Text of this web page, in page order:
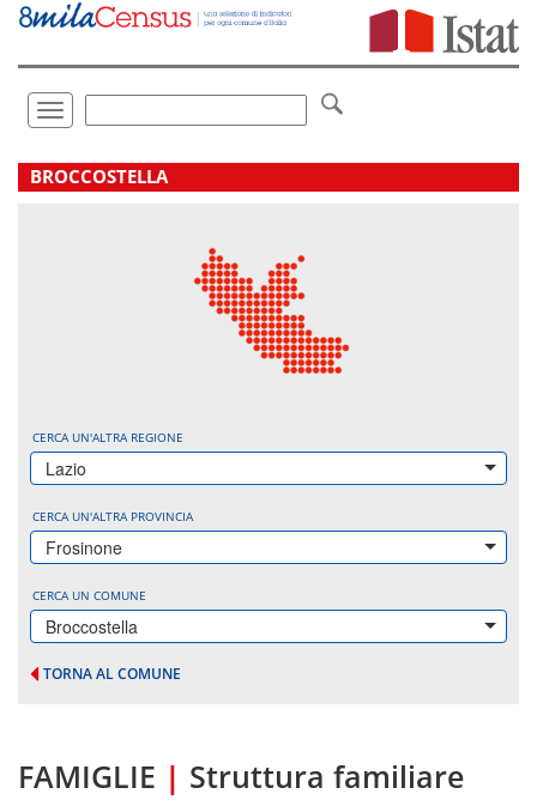
Vai
direttamente
Toggle
navigation
.
BROCCOSTELLA
CERCA UN'ALTRA REGIONE
Lazio
CERCA UN'ALTRA PROVINCIA
Frosinone
CERCA UN COMUNE
Broccostella
TORNA AL COMUNE
FAMIGLIE | Struttura familiare